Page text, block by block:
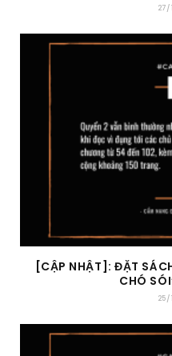
27/
[CẬP NHẬT]: ĐẶT
CHÓ
25/